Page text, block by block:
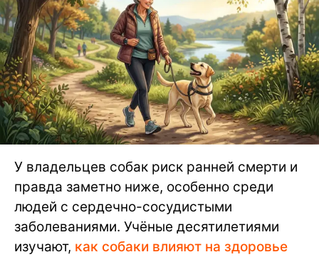
У владельцев собак риск ранней смерти и
правда заметно ниже, особенно среди
людей с сердечно-сосудистыми
заболеваниями. Учёные десятилетиями
изучают, как собаки влияют на здоровье